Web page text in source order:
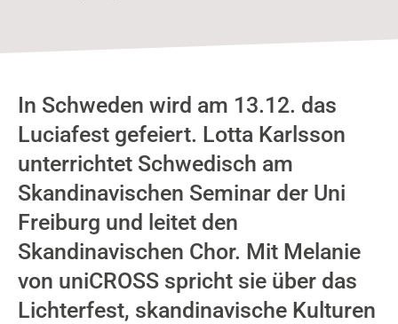
In Schweden wird am 13.12. das
Luciafest gefeiert. Lotta Karlsson
unterrichtet Schwedisch am
Skandinavischen Seminar der Uni
Freiburg und leitet den
Skandinavischen Chor. Mit Melanie
von uniCROSS spricht sie über das
Lichterfest, skandinavische Kulturen